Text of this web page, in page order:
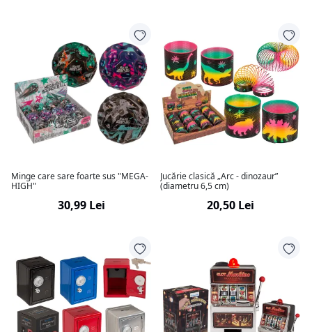
Minge care sare foarte sus "MEGA-
HIGH"
30,99 Lei
Jucărie clasică „Arc - dinozaur”
(diametru 6,5 cm)
20,50 Lei